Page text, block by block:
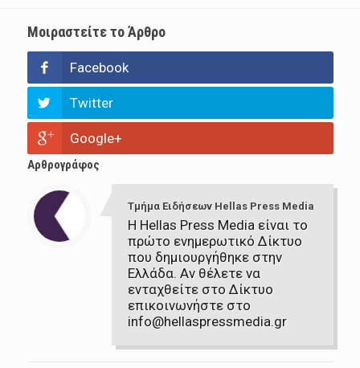
Μοιραστείτε το Άρθρο
Facebook
Twitter
Google+
Αρθρογράφος
Τμήμα Ειδήσεων Hellas Press Media
Η Hellas Press Media είναι το
πρώτο ενημερωτικό Δίκτυο
που δημιουργήθηκε στην
Ελλάδα. Αν θέλετε να
ενταχθείτε στο Δίκτυο
επικοινωνήστε στο
info@hellaspressmedia.gr